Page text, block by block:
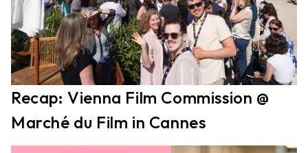
Recap: Vienna Film Commission @
Marché du Film in Cannes